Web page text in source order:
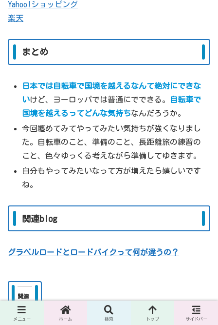
Yahoo!ショッピング
楽天
まとめ
日本では自転車で国境を越えるなんて絶対にできな
いけど、ヨーロッパでは普通にでできる。
自転車で
国境を越えるってどんな気持ちなんだろうか。
今回纏めてみてやってみたい気持ちが強くなりまし
た。自転車のこと、準備のこと、長距離旅の練習の
こと、色々ゆっくる考えながら準備してゆきます。
自分もやってみたいなって方が増えたら嬉しいです
ね。
関連blog
グラベルロードとロードバイクって何が違うの？
関連
ユーロヴェロ（EuroVelo）
ユーロヴェロ（EuroVelo）
メニュー ホーム 検索 トップ サイドバー